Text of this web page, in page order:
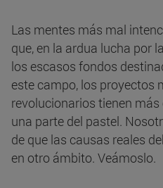
Las mentes más mal
que, en la ardua lucha por
los escasos fondos
este campo, los proyectos
revolucionarios tienen
una parte del pastel.
de que las causas reales
en otro ámbito. Veámoslo.